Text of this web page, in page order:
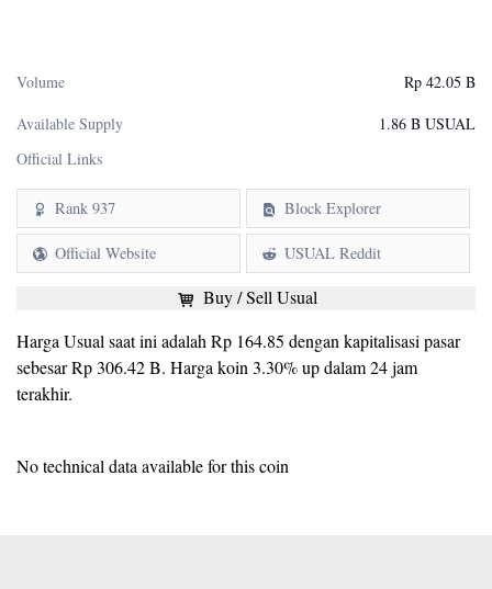
Volume
Rp 42.05 B
Available Supply
1.86 B USUAL
Official Links
Rank 937 Block Explorer
Official Website USUAL Reddit
Buy / Sell Usual
Harga Usual saat ini adalah Rp 164.85 dengan kapitalisasi pasar
sebesar Rp 306.42 B. Harga koin 3.30% up dalam 24 jam
terakhir.
No technical data available for this coin